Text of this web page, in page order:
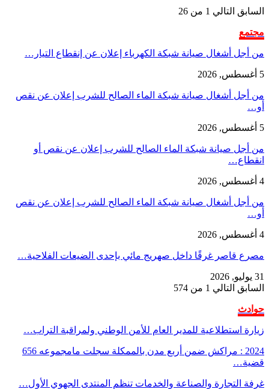
السابق التالي 1 من 26
مجتمع
من أجل أشغال صيانة شبكة الكهرباء إعلان عن إنقطاع التيار…
5 أغسطس, 2026
من أجل أشغال صيانة شبكة الماء الصالح للشرب إعلان عن نقص
أو…
5 أغسطس, 2026
من أجل صيانة شبكة الماء الصالح للشرب إعلان عن نقص أو
انقطاع…
4 أغسطس, 2026
من أجل أشغال صيانة شبكة الماء الصالح للشرب إعلان عن نقص
أو…
4 أغسطس, 2026
مصرع قاصر غرقًا داخل صهريج مائي بإحدى الضيعات الفلاحية…
31 يوليو, 2026
السابق التالي 1 من 574
حوادث
زيارة استطلاعية للمدير العام للأمن الوطني ولمراقبة التراب…
2024 : مراكش ضمن أربع مدن بالممكلة سجلت مامجموعه 656
قضية…
غرفة التجارة والصناعة والخدمات تنظم المنتدى الجهوي الأول…